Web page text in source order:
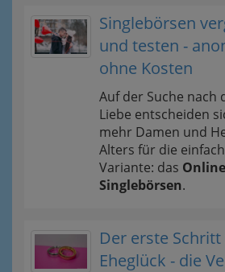
Singlebörsen
und testen -
ohne Kosten
Auf der Suche nach
Liebe entscheiden
mehr Damen und
Alters für die
Variante: das
Singlebörsen.
Der erste Schritt
Eheglück - die